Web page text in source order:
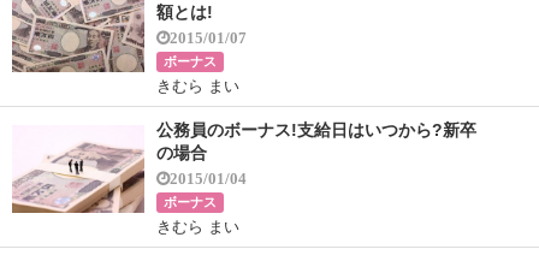
額とは!
2015/01/07
ボーナス
きむら まい
公務員のボーナス!支給日はいつから?新卒
の場合
2015/01/04
ボーナス
きむら まい